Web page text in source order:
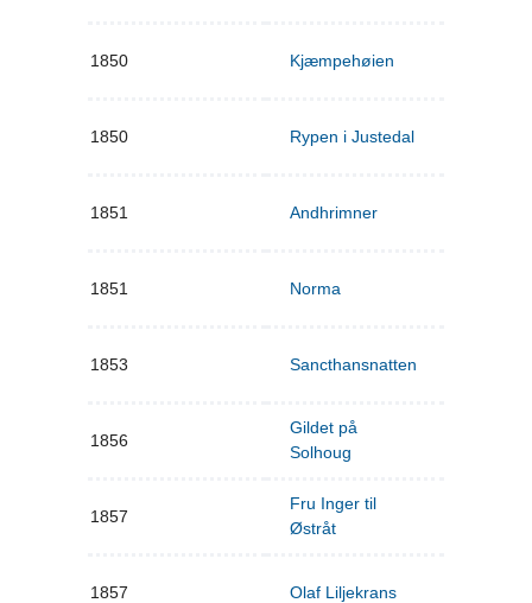
1850 Kjæmpehøien
1850 Rypen i Justedal
1851 Andhrimner
1851 Norma
1853 Sancthansnatten
1856
Gildet på
Solhoug
1857
Fru Inger til
Østråt
1857 Olaf Liljekrans